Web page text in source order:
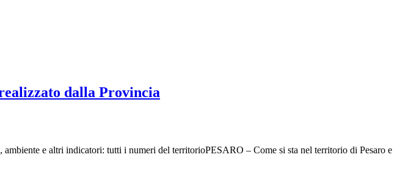
dalla Provincia
e altri indicatori: tutti i numeri del territorioPESARO – Come si sta nel territorio di Pesaro e